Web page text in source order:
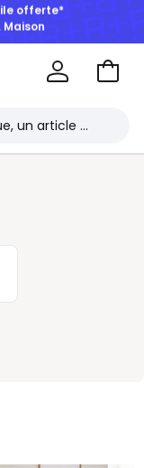
2 articles*
Aller